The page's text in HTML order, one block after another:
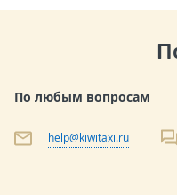
По любым вопросам
help@kiwitaxi.ru